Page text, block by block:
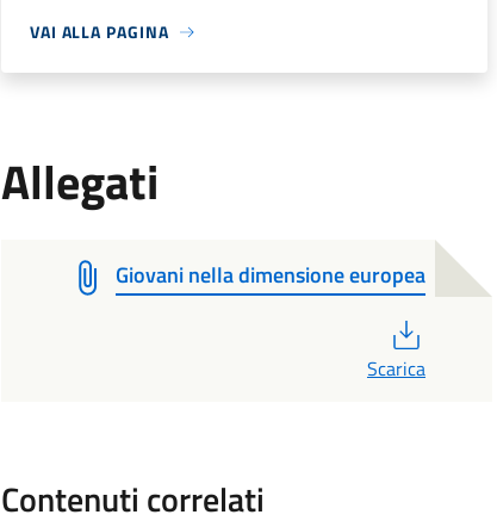
VAI ALLA PAGINA
Allegati
Giovani nella dimensione europea
Scarica
Contenuti correlati